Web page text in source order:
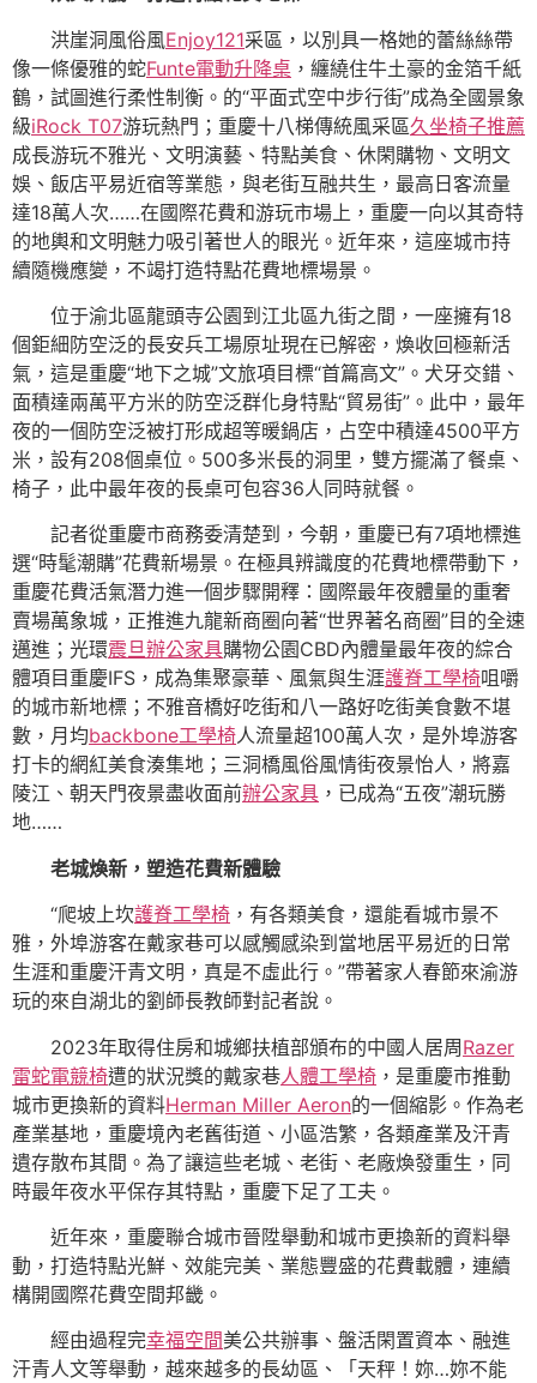
洪崖洞風俗風Enjoy121采區，以別具一格她的蕾絲絲帶
像一條優雅的蛇Funte電動升降桌 ，纏繞住牛土豪的金箔千紙
鶴，試圖進行柔性制衡。的“平面式空中步行街”成為全國景象
級iRock T07游玩熱門；重慶十八梯傳統風采區久坐椅子推薦
成長游玩不雅光、文明演藝、特點美食、休閑購物、文明文
娛、飯店平易近宿等業態，與老街互融共生，最高日客流量
達18萬人次……在國際花費和游玩市場上，重慶一向以其奇特
的地輿和文明魅力吸引著世人的眼光。近年來，這座城市持
續隨機應變，不竭打造特點花費地標場景。
位于渝北區龍頭寺公園到江北區九街之間，一座擁有18
個鉅細防空泛的長安兵工場原址現在已解密，煥收回極新活
氣，這是重慶“地下之城”文旅項目標“首篇高文”。犬牙交錯、
面積達兩萬平方米的防空泛群化身特點“貿易街”。此中，最年
夜的一個防空泛被打形成超等暖鍋店，占空中積達4500平方
米，設有208個桌位。500多米長的洞里，雙方擺滿了餐桌、
椅子，此中最年夜的長桌可包容36人同時就餐。
記者從重慶市商務委清楚到，今朝，重慶已有7項地標進
選“時髦潮購”花費新場景。在極具辨識度的花費地標帶動下，
重慶花費活氣潛力進一個步驟開釋：國際最年夜體量的重奢
賣場萬象城，正推進九龍新商圈向著“世界著名商圈”目的全速
邁進；光環震旦辦公家具購物公園CBD內體量最年夜的綜合
體項目重慶IFS，成為集聚豪華、風氣與生涯護脊工學椅咀嚼
的城市新地標；不雅音橋好吃街和八一路好吃街美食數不堪
數，月均backbone工學椅人流量超100萬人次，是外埠游客
打卡的網紅美食湊集地；三洞橋風俗風情街夜景怡人，將嘉
陵江、朝天門夜景盡收面前辦公家具 ，已成為“五夜”潮玩勝
地……
老城煥新，塑造花費新體驗
“爬坡上坎護脊工學椅 ，有各類美食，還能看城市景不
雅，外埠游客在戴家巷可以感觸感染到當地居平易近的日常
生涯和重慶汗青文明，真是不虛此行。”帶著家人春節來渝游
玩的來自湖北的劉師長教師對記者說。
2023年取得住房和城鄉扶植部頒布的中國人居周Razer
雷蛇電競椅遭的狀況獎的戴家巷人體工學椅 ，是重慶市推動
城市更換新的資料Herman Miller Aeron的一個縮影。作為老
產業基地，重慶境內老舊街道、小區浩繁，各類產業及汗青
遺存散布其間。為了讓這些老城、老街、老廠煥發重生，同
時最年夜水平保存其特點，重慶下足了工夫。
近年來，重慶聯合城市晉陞舉動和城市更換新的資料舉
動，打造特點光鮮、效能完美、業態豐盛的花費載體，連續
構開國際花費空間邦畿。
經由過程完幸福空間美公共辦事、盤活閑置資本、融進
汗青人文等舉動，越來越多的長幼區、「天秤！妳…妳不能